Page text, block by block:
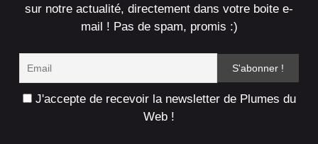
sur notre actualité, directement dans votre boite e-
mail ! Pas de spam, promis :)
J'accepte de recevoir la newsletter de Plumes du
Web !